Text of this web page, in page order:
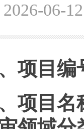
2026-06-12
项目编
项目名